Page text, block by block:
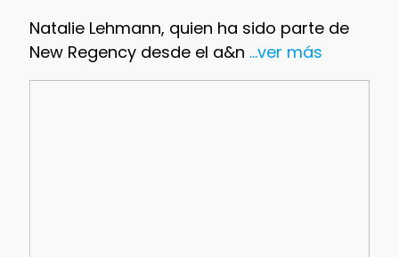
Natalie Lehmann, quien ha sido parte de
New Regency desde el a&n ...ver más